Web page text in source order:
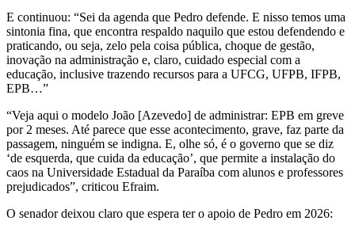
E continuou: “Sei da agenda que Pedro defende. E nisso temos uma
sintonia fina, que encontra respaldo naquilo que estou defendendo e
praticando, ou seja, zelo pela coisa pública, choque de gestão,
inovação na administração e, claro, cuidado especial com a
educação, inclusive trazendo recursos para a UFCG, UFPB, IFPB,
EPB…”
“Veja aqui o modelo João [Azevedo] de administrar: EPB em greve
por 2 meses. Até parece que esse acontecimento, grave, faz parte da
passagem, ninguém se indigna. E, olhe só, é o governo que se diz
‘de esquerda, que cuida da educação’, que permite a instalação do
caos na Universidade Estadual da Paraíba com alunos e professores
prejudicados”, criticou Efraim.
O senador deixou claro que espera ter o apoio de Pedro em 2026: